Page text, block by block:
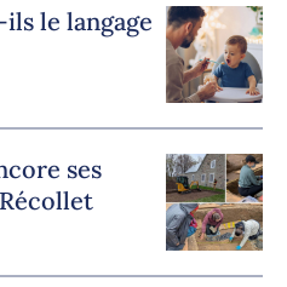
le langage
ses